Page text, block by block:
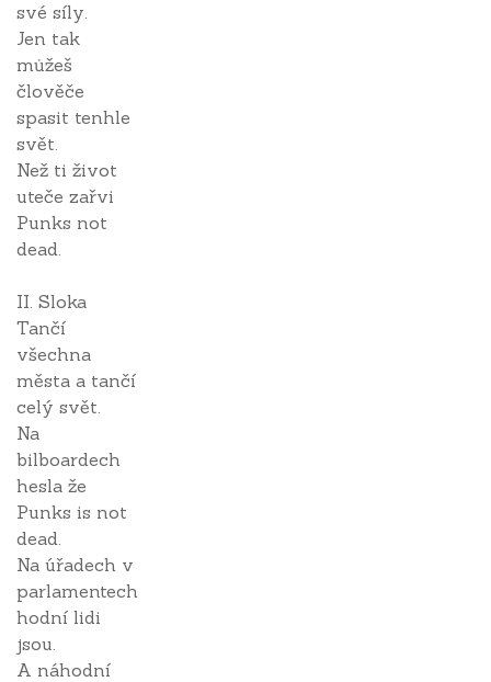
své síly.
Jen tak
můžeš
člověče
spasit tenhle
svět.
Než ti život
uteče zařvi
Punks not
dead.
II. Sloka
Tančí
všechna
města a tančí
celý svět.
Na
bilboardech
hesla že
Punks is not
dead.
Na úřadech v
parlamentech
hodní lidi
jsou.
A náhodní